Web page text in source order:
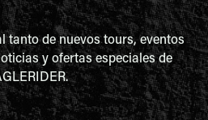
tanto de nuevos tours, eventos
y ofertas especiales de